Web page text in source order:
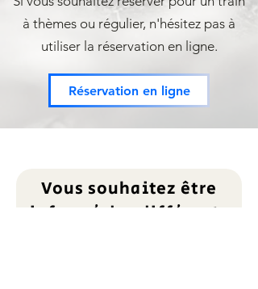
à thèmes ou régulier, n'hésitez pas à
utiliser la réservation en ligne.
Réservation en ligne
Vous souhaitez être
informé des différents